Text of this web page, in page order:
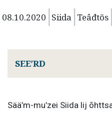
08.10.2020 Siida Teâđtõs
SEEʹRD
Sääʹm-muʹzei Siida lij